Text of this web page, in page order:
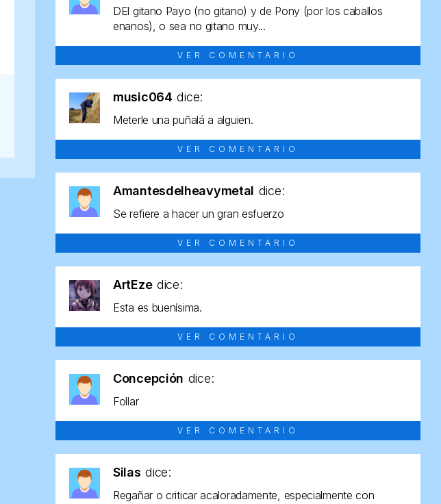
DEl gitano Payo (no gitano) y de Pony (por los caballos
enanos), o sea no gitano muy...
VER COMENTARIO
music064 dice:
Meterle una puñalá a alguien.
VER COMENTARIO
Amantesdelheavymetal dice:
Se refiere a hacer un gran esfuerzo
VER COMENTARIO
ArtEze dice:
Esta es buenísima.
VER COMENTARIO
Concepción dice:
Follar
VER COMENTARIO
Silas dice:
Regañar o criticar acaloradamente, especialmente con